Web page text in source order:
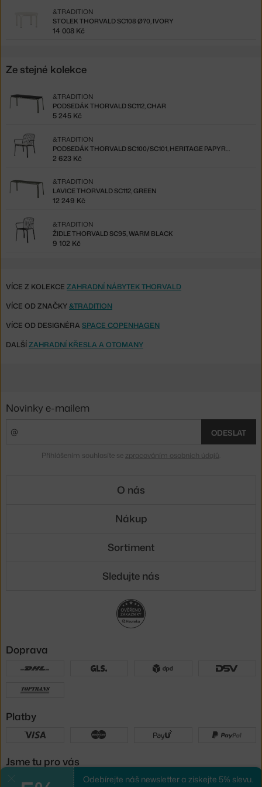
STOLEK THORVALD SC108 Ø70, IVORY
&TRADITION
14 008 Kč
Ze stejné kolekce
PODSEDÁK THORVALD SC112, CHAR
&TRADITION
5 245 Kč
PODSEDÁK THORVALD SC100/SC101, HERITAGE PAPYRUS
&TRADITION
2 623 Kč
LAVICE THORVALD SC112, GREEN
&TRADITION
12 249 Kč
ŽIDLE THORVALD SC95, WARM BLACK
&TRADITION
9 102 Kč
VÍCE Z KOLEKCE ZAHRADNÍ NÁBYTEK THORVALD
VÍCE OD ZNAČKY&TRADITION
VÍCE OD DESIGNÉRA SPACE COPENHAGEN
DALŠÍ ZAHRADNÍ KŘESLA A OTOMANY
Odebírejte náš newsletter a získejte 5% slevu.
Novinky e-mailem
ODESLAT
Přihlášením souhlasíte se zpracováním osobních údajů
O nás
Nákup
Sortiment
Sledujte nás
Doprava
Platby
Jsme tu pro vás